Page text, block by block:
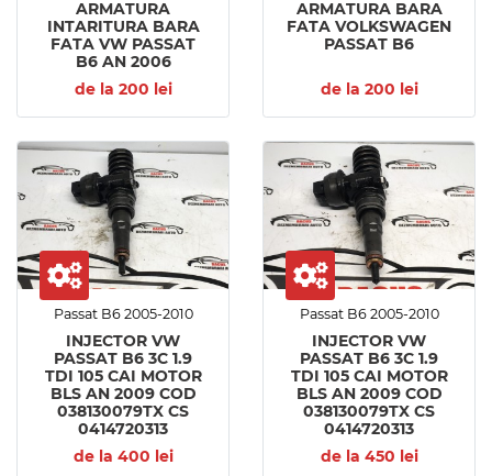
ARMATURA
INTARITURA BARA
FATA VW PASSAT
B6 AN 2006
de la 200 lei
ARMATURA BARA
FATA VOLKSWAGEN
PASSAT B6
de la 200 lei
Passat B6 2005-2010
INJECTOR VW
PASSAT B6 3C 1.9
TDI 105 CAI MOTOR
BLS AN 2009 COD
038130079TX CS
0414720313
de la 400 lei
Passat B6 2005-2010
INJECTOR VW
PASSAT B6 3C 1.9
TDI 105 CAI MOTOR
BLS AN 2009 COD
038130079TX CS
0414720313
de la 450 lei